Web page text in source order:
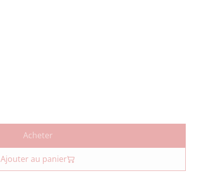
Acheter
Ajouter au panier